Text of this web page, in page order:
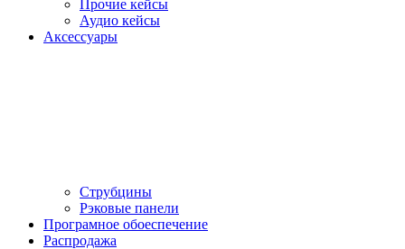
Прочие кейсы
Аудио кейсы
Аксессуары
Струбцины
Рэковые панели
Програмное обоеспечение
Распродажа